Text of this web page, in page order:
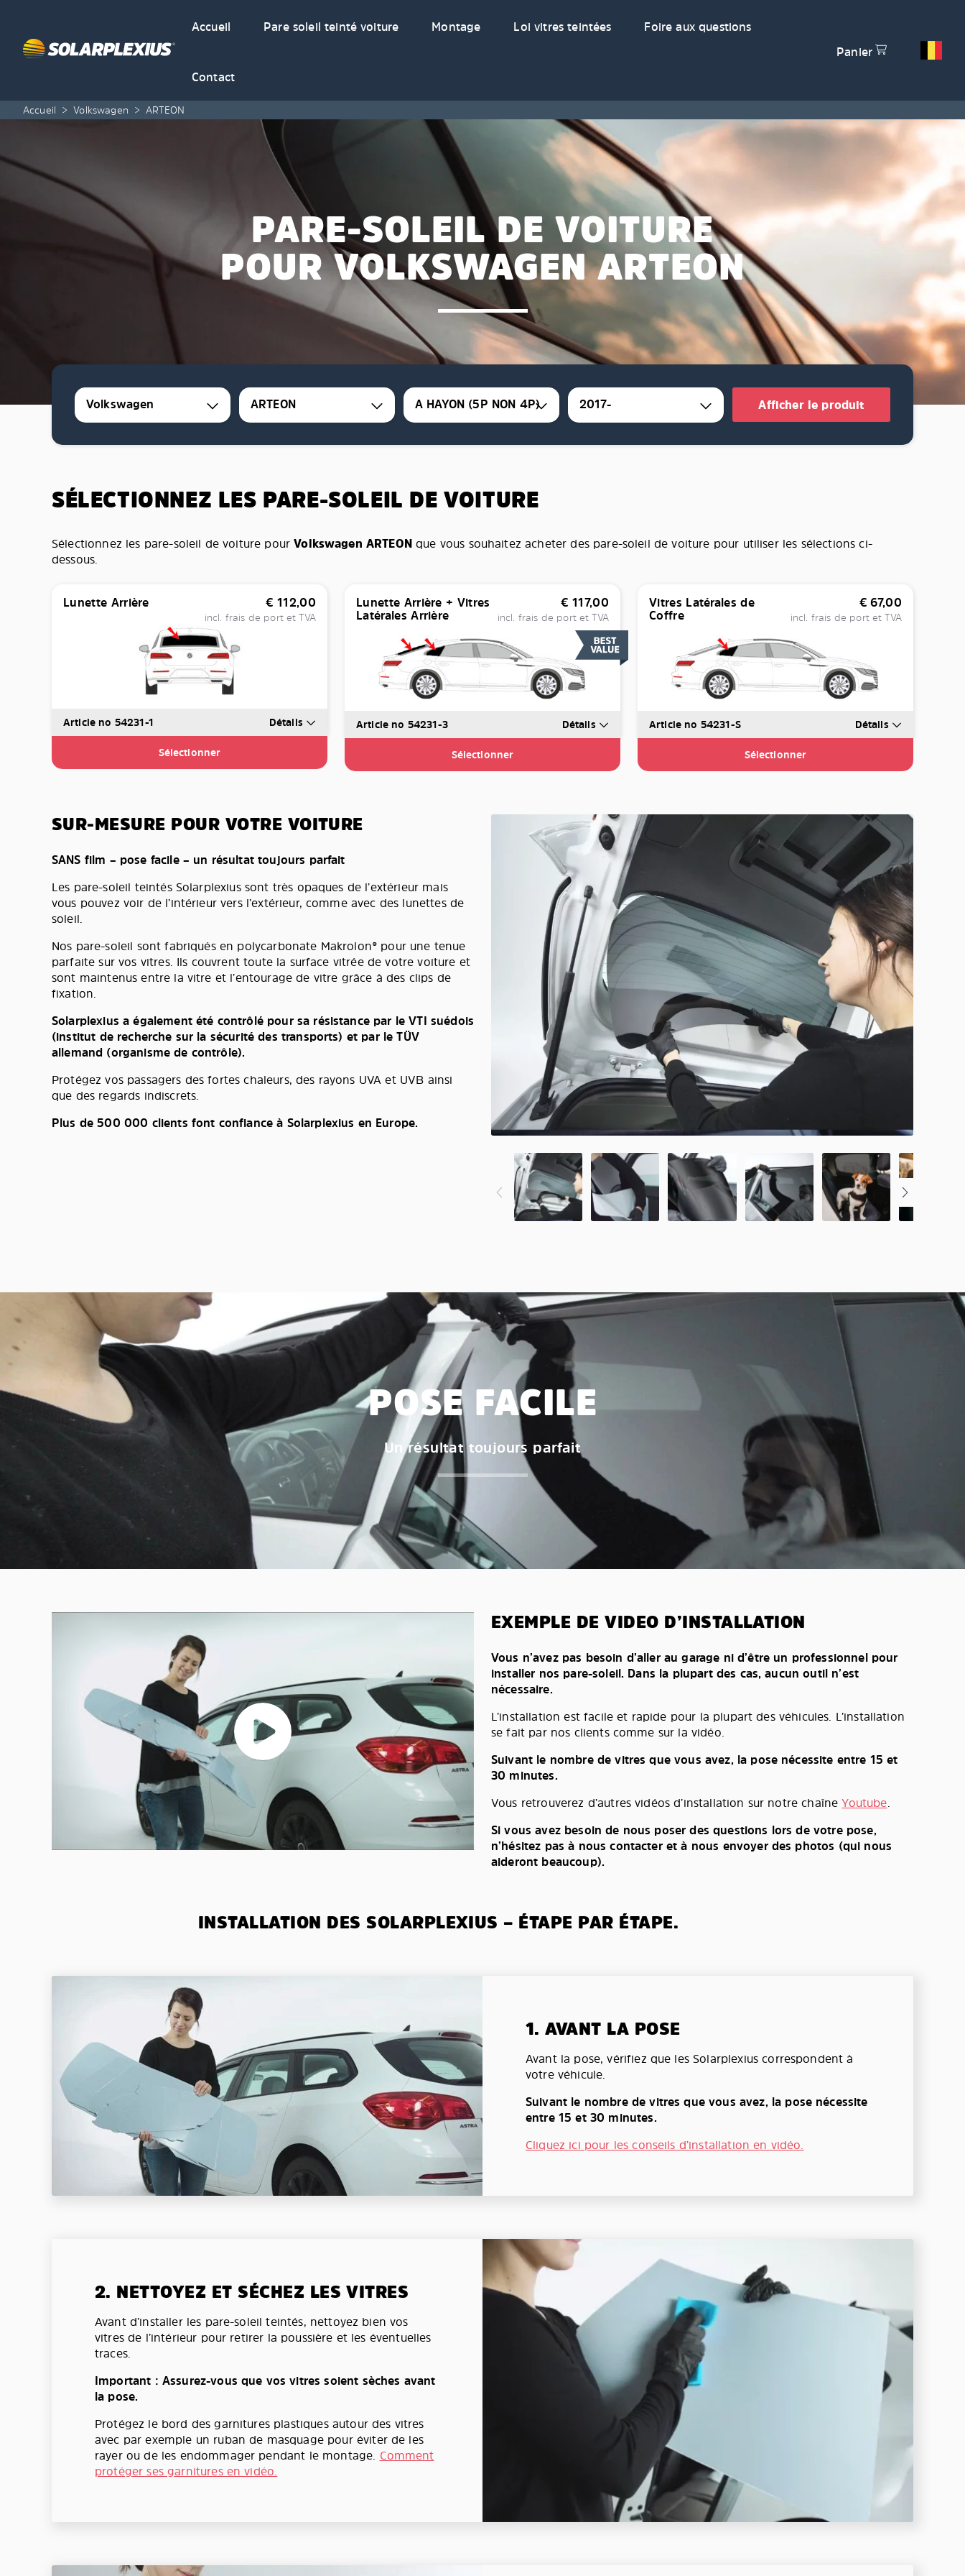
Accueil
Pare soleil teinté voiture Montage Loi vitres teintées Foire aux questions
Contact
Panier
Accueil > Volkswagen > ARTEON
PARE-SOLEIL DE VOITURE
POUR VOLKSWAGEN ARTEON
Volkswagen ARTEON A HAYON (5P NON 4P) 2017- Afficher le produit
SÉLECTIONNEZ LES PARE-SOLEIL DE VOITURE
Sélectionnez les pare-soleil de voiture pourVolkswagen ARTEONque vous souhaitez acheter des pare-soleil de voiture pour utiliser les sélections ci-
dessous.
Lunette Arrière € 112,00
incl. frais de port et TVA
Article no 54231-1 Détails
Sélectionner
Lunette Arrière + Vitres
Latérales Arrière
€ 117,00
incl. frais de port et TVA
Article no 54231-3 Détails
Sélectionner
Vitres Latérales de
Coffre
€ 67,00
incl. frais de port et TVA
Article no 54231-S Détails
Sélectionner
SUR-MESURE POUR VOTRE VOITURE
SANS film – pose facile – un résultat toujours parfait
Les pare-soleil teintés Solarplexius sont très opaques de l’extérieur mais
vous pouvez voir de l’intérieur vers l’extérieur, comme avec des lunettes de
soleil.
Nos pare-soleil sont fabriqués en polycarbonate Makrolon® pour une tenue
parfaite sur vos vitres. Ils couvrent toute la surface vitrée de votre voiture et
sont maintenus entre la vitre et l’entourage de vitre grâce à des clips de
fixation.
Solarplexius a également été contrôlé pour sa résistance par le VTI suédois
(institut de recherche sur la sécurité des transports) et par le TÜV
allemand (organisme de contrôle).
Protégez vos passagers des fortes chaleurs, des rayons UVA et UVB ainsi
que des regards indiscrets.
Plus de 500 000 clients font confiance à Solarplexius en Europe.
POSE FACILE
Un résultat toujours parfait
EXEMPLE DE VIDEO D’INSTALLATION
Vous n’avez pas besoin d’aller au garage ni d’être un professionnel pour
installer nos pare-soleil. Dans la plupart des cas, aucun outil n’est
nécessaire.
L’installation est facile et rapide pour la plupart des véhicules. L’installation
se fait par nos clients comme sur la vidéo.
Suivant le nombre de vitres que vous avez, la pose nécessite entre 15 et
30 minutes.
Vous retrouverez d’autres vidéos d’installation sur notre chaîneYoutube.
Si vous avez besoin de nous poser des questions lors de votre pose,
n’hésitez pas à nous contacter et à nous envoyer des photos (qui nous
aideront beaucoup).
INSTALLATION DES SOLARPLEXIUS – ÉTAPE PAR ÉTAPE.
1. AVANT LA POSE
Avant la pose, vérifiez que les Solarplexius correspondent à
votre véhicule.
Suivant le nombre de vitres que vous avez, la pose nécessite
entre 15 et 30 minutes.
Cliquez ici pour les conseils d’installation en vidéo.
2. NETTOYEZ ET SÉCHEZ LES VITRES
Avant d’installer les pare-soleil teintés, nettoyez bien vos
vitres de l’intérieur pour retirer la poussière et les éventuelles
traces.
Important : Assurez-vous que vos vitres soient sèches avant
la pose.
Protégez le bord des garnitures plastiques autour des vitres
avec par exemple un ruban de masquage pour éviter de les
rayer ou de les endommager pendant le montage. Comment
protéger ses garnitures en vidéo.